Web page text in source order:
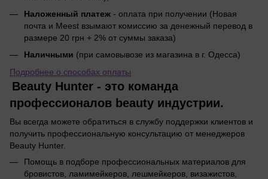
Наложенный платеж - оплата при получении (Новая
почта и Meest взымают комиссию за денежный перевод в
размере 20 грн + 2% от суммы заказа)
Наличными (при самовывозе из магазина в г. Одесса)
Подробнее о способах оплаты
Beauty Hunter - это команда
профессионалов beauty индустрии.
Вы всегда можете обратиться в службу поддержки клиентов и
получить профессиональную консультацию от менеджеров
Beauty Hunter.
Помощь в подборе профессиональных материалов для
бровистов, ламимейкеров, лешмейкеров, визажистов,